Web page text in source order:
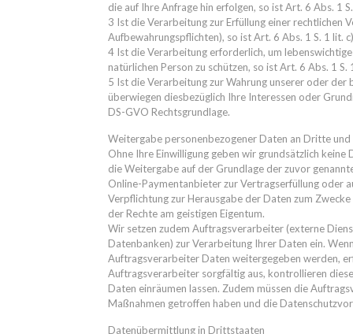
die auf Ihre Anfrage hin erfolgen, so ist Art. 6 Abs. 1
3 Ist die Verarbeitung zur Erfüllung einer rechtlichen
Aufbewahrungspflichten), so ist Art. 6 Abs. 1 S. 1 lit.
4 Ist die Verarbeitung erforderlich, um
natürlichen Person zu schützen, so ist Art. 6 Abs. 1
5 Ist die Verarbeitung zur Wahrung unserer oder
überwiegen diesbezüglich Ihre Interessen oder
DS-GVO Rechtsgrundlage.
Weitergabe personenbezogener Daten an Dritte
Ohne Ihre Einwilligung geben wir grundsätzlich
die Weitergabe auf der Grundlage der zuvor
Online-Paymentanbieter zur Vertragserfüllung oder
Verpflichtung zur Herausgabe der Daten zum
der Rechte am geistigen Eigentum.
Wir setzen zudem Auftragsverarbeiter (externe
Datenbanken) zur Verarbeitung Ihrer Daten ein.
Auftragsverarbeiter Daten weitergegeben werden,
Auftragsverarbeiter sorgfältig aus, kontrollieren
Daten einräumen lassen. Zudem müssen die
Maßnahmen getroffen haben und die
Datenübermittlung in Drittstaaten